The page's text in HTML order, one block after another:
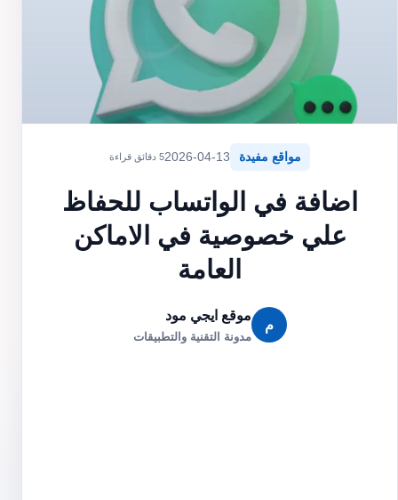
مواقع مفيدة 2026-04-135 دقائق قراءة
اضافة في الواتساب للحفاظ
علي خصوصية في الاماكن
العامة
م
موقع ايجي مود
مدونة التقنية والتطبيقات